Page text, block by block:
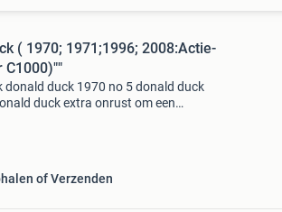
( 1970; 1971;1996; 2008:Actie-
C1000)""
donald duck 1970 no 5 donald duck
duck extra onrust om een
of Verzenden